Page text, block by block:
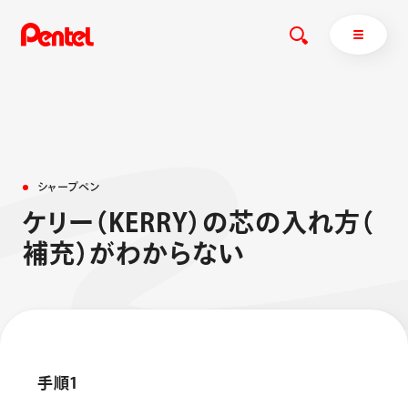
エナージェル
商品を探すトップ
ボールペン
ペン
ぺんてるについて
シャ ープペン
ケリ ー （ K E R RY） の芯の 入 れ方 （
補充） がわからない
手順1